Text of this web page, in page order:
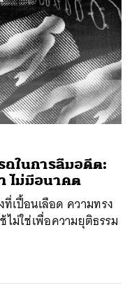
ในการลืมอดีต:
ไม่มีอนาคต
เปื้อนเลือด ความทรง
ม่ใช่เพื่อความยุติธรรม